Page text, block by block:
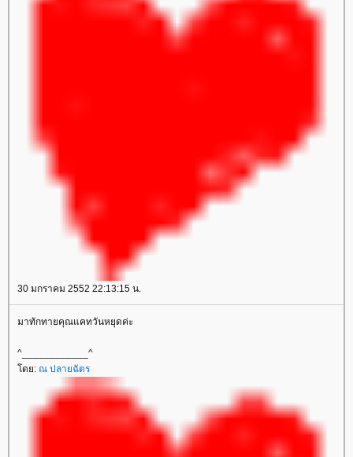
30 มกราคม 2552 22:13:15 น.
มาทักทายคุณแคทวันหยุดค่ะ
^____________^
ดย: ณ ปลายฉัตร